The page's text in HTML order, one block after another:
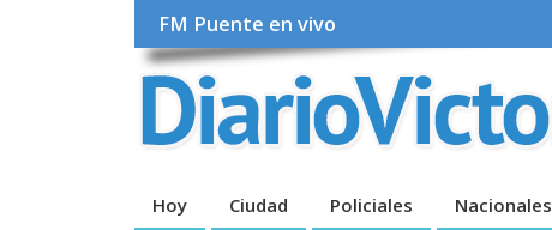
FM Puente en vivo
Hoy Ciudad Policiales Nacionales